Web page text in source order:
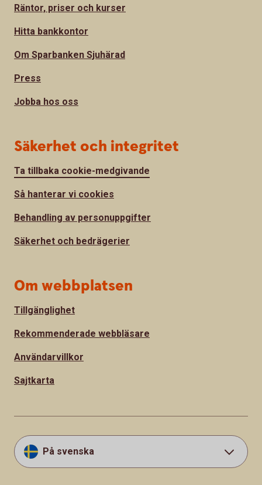
Räntor, priser och kurser
Hitta bankkontor
Om Sparbanken Sjuhärad
Press
Jobba hos oss
Säkerhet och integritet
Ta tillbaka cookie-medgivande
Så hanterar vi cookies
Behandling av personuppgifter
Säkerhet och bedrägerier
Om webbplatsen
Tillgänglighet
Rekommenderade webbläsare
Användarvillkor
Sajtkarta
På svenska